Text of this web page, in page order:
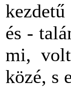
és -
mi,
közé, s